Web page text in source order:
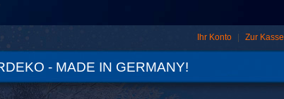
Ihr Konto Zur Kasse
- MADE IN GERMANY!